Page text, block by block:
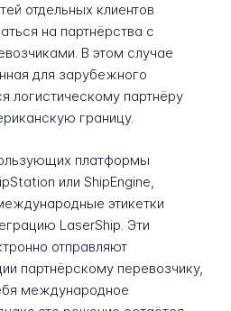
отдельных клиентов
на партнёрства с
В этом случае
для зарубежного
логистическому партнёру
границу.
платформы
или ShipEngine,
этикетки
LaserShip. Эти
отправляют
партнёрскому перевозчику,
международное